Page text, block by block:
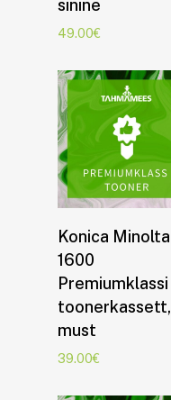
sinine
49.00€
Konica Minolta
1600
Premiumklassi
toonerkassett,
must
39.00€